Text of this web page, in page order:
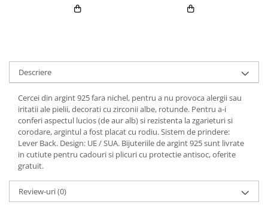
Descriere
Cercei din argint 925 fara nichel, pentru a nu provoca alergii sau
iritatii ale pielii, decorati cu zirconii albe, rotunde. Pentru a-i
conferi aspectul lucios (de aur alb) si rezistenta la zgarieturi si
corodare, argintul a fost placat cu rodiu. Sistem de prindere:
Lever Back. Design: UE / SUA. Bijuteriile de argint 925 sunt livrate
in cutiute pentru cadouri si plicuri cu protectie antisoc, oferite
gratuit.
Review-uri(0)